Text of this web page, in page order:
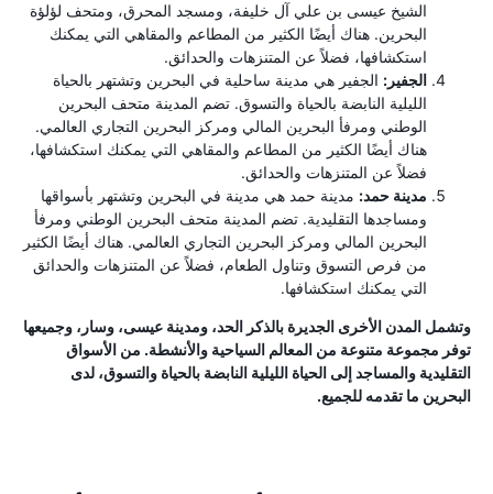
الشيخ عيسى بن علي آل خليفة، ومسجد المحرق، ومتحف لؤلؤة
البحرين. هناك أيضًا الكثير من المطاعم والمقاهي التي يمكنك
استكشافها، فضلاً عن المتنزهات والحدائق.
الجفير: الجفير هي مدينة ساحلية في البحرين وتشتهر بالحياة
الليلية النابضة بالحياة والتسوق. تضم المدينة متحف البحرين
الوطني ومرفأ البحرين المالي ومركز البحرين التجاري العالمي.
هناك أيضًا الكثير من المطاعم والمقاهي التي يمكنك استكشافها،
فضلاً عن المتنزهات والحدائق.
مدينة حمد: مدينة حمد هي مدينة في البحرين وتشتهر بأسواقها
ومساجدها التقليدية. تضم المدينة متحف البحرين الوطني ومرفأ
البحرين المالي ومركز البحرين التجاري العالمي. هناك أيضًا الكثير
من فرص التسوق وتناول الطعام، فضلاً عن المتنزهات والحدائق
التي يمكنك استكشافها.
وتشمل المدن الأخرى الجديرة بالذكر الحد، ومدينة عيسى، وسار، وجميعها
توفر مجموعة متنوعة من المعالم السياحية والأنشطة. من الأسواق
التقليدية والمساجد إلى الحياة الليلية النابضة بالحياة والتسوق، لدى
البحرين ما تقدمه للجميع.